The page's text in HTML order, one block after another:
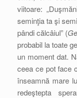
viitoare:
seminţia ta şi
pândi călcâiul” (
probabil la toate
un moment dat.
ceea ce pot face
înseamnă mare
redeştepta